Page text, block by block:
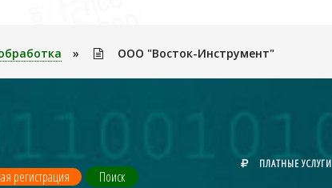
» ООО "Восток-Инструмент"
регистрация Поиск
ПЛАТНЫЕ УСЛУГИ